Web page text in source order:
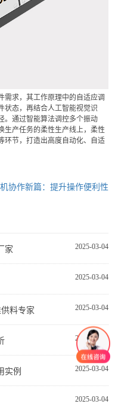
需求，其工作原理中的自适应调
状态，再结合人工智能视觉识
。通过智能算法调控多个振动
生产任务的柔性生产线上，柔性
环节，打造出高度自动化、自适
协作新篇：提升操作便利性
2025-03-04
家
2025-03-04
2025-03-04
料专家
2025-03-04
2025-03-04
实例
2025-03-04